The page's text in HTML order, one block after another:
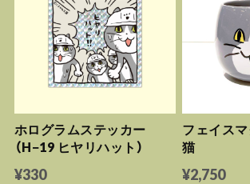
ホログラムステッカー
（H−19 ヒヤリハット）
¥330
フェイス
猫
¥2,750